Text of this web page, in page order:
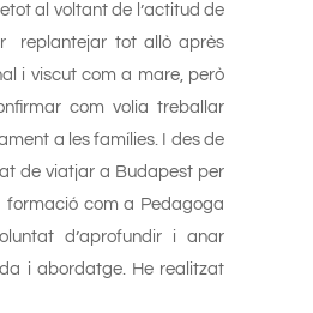
al voltant de l’actitud de
replantejar tot allò après
i viscut com a mare, però
com volia treballar
a les famílies. I des de
de viatjar a Budapest per
formació com a Pedagoga
d’aprofundir i anar
i abordatge. He realitzat